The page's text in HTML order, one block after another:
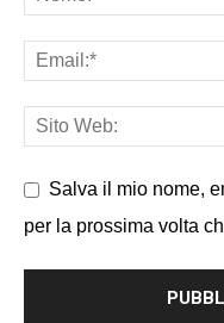
Salva il mio nome,
per la prossima volta